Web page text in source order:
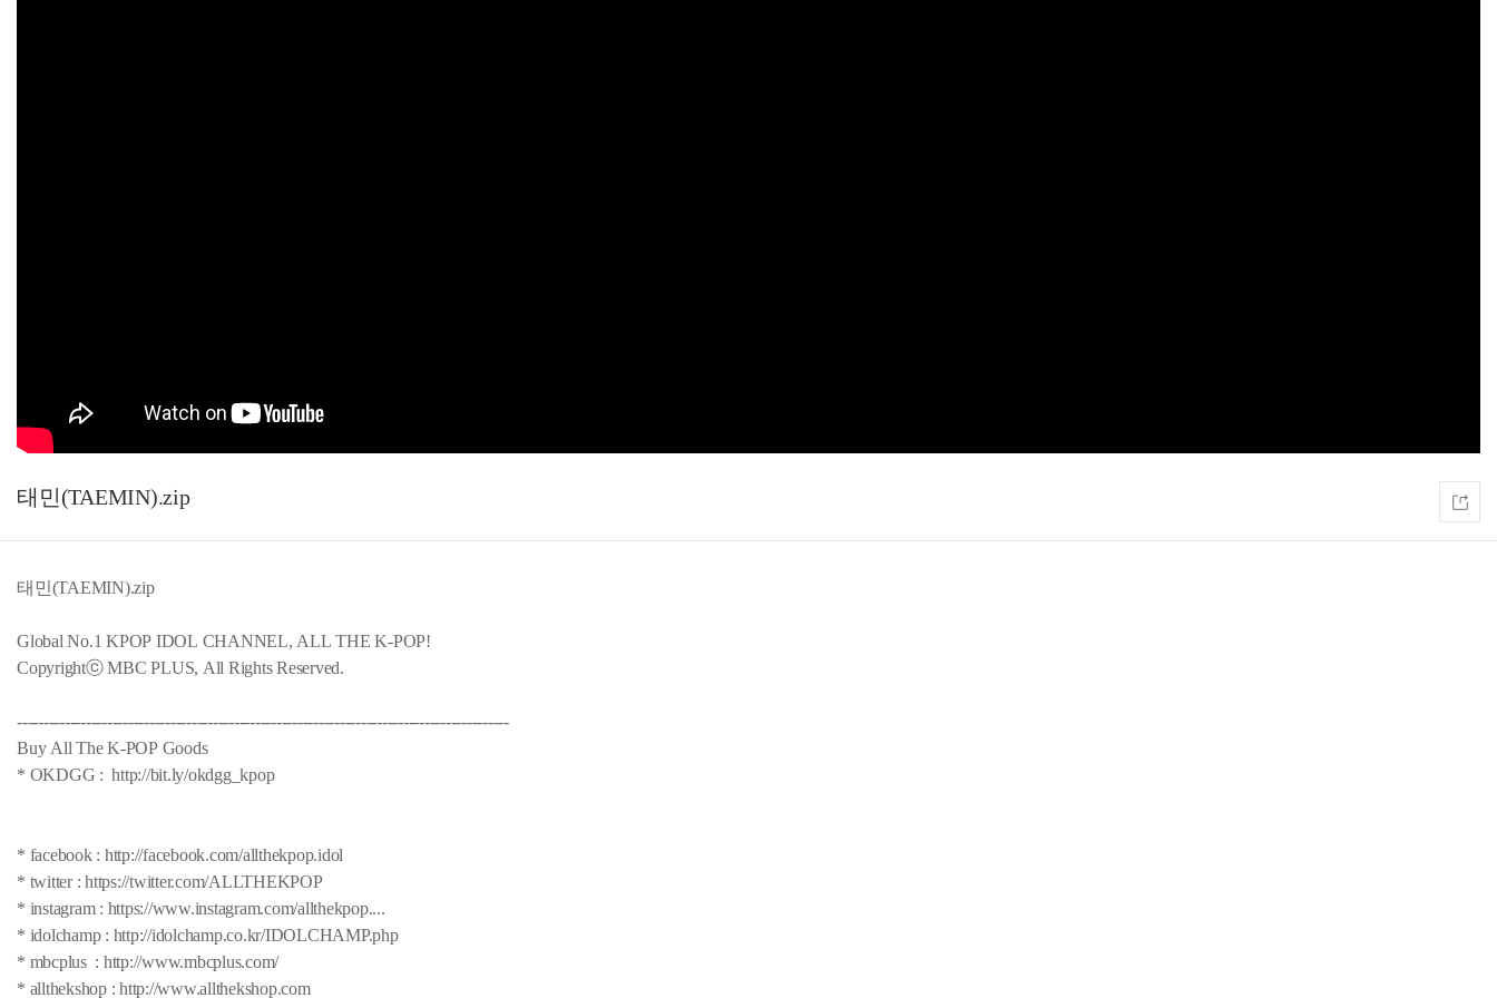
태민(TAEMIN).zip
태민(TAEMIN).zip
Global No.1 KPOP IDOL CHANNEL, ALL THE K-POP!
Copyrightⓒ MBC PLUS, All Rights Reserved.
---------------------------------------------------------------------------------------------
Buy All The K-POP Goods
* OKDGG : http://bit.ly/okdgg_kpop
* facebook : http://facebook.com/allthekpop.idol
* twitter : https://twitter.com/ALLTHEKPOP
* instagram : https://www.instagram.com/allthekpop....
* idolchamp : http://idolchamp.co.kr/IDOLCHAMP.php
* mbcplus : http://www.mbcplus.com/
* allthekshop : http://www.allthekshop.com